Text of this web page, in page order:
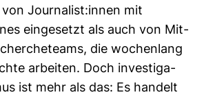
Jour­na­list:innen mit
ein­ge­setzt als auch von Mit­
die wochen­lang
arbeiten. Doch inves­ti­ga­
ist mehr als das: Es han­delt